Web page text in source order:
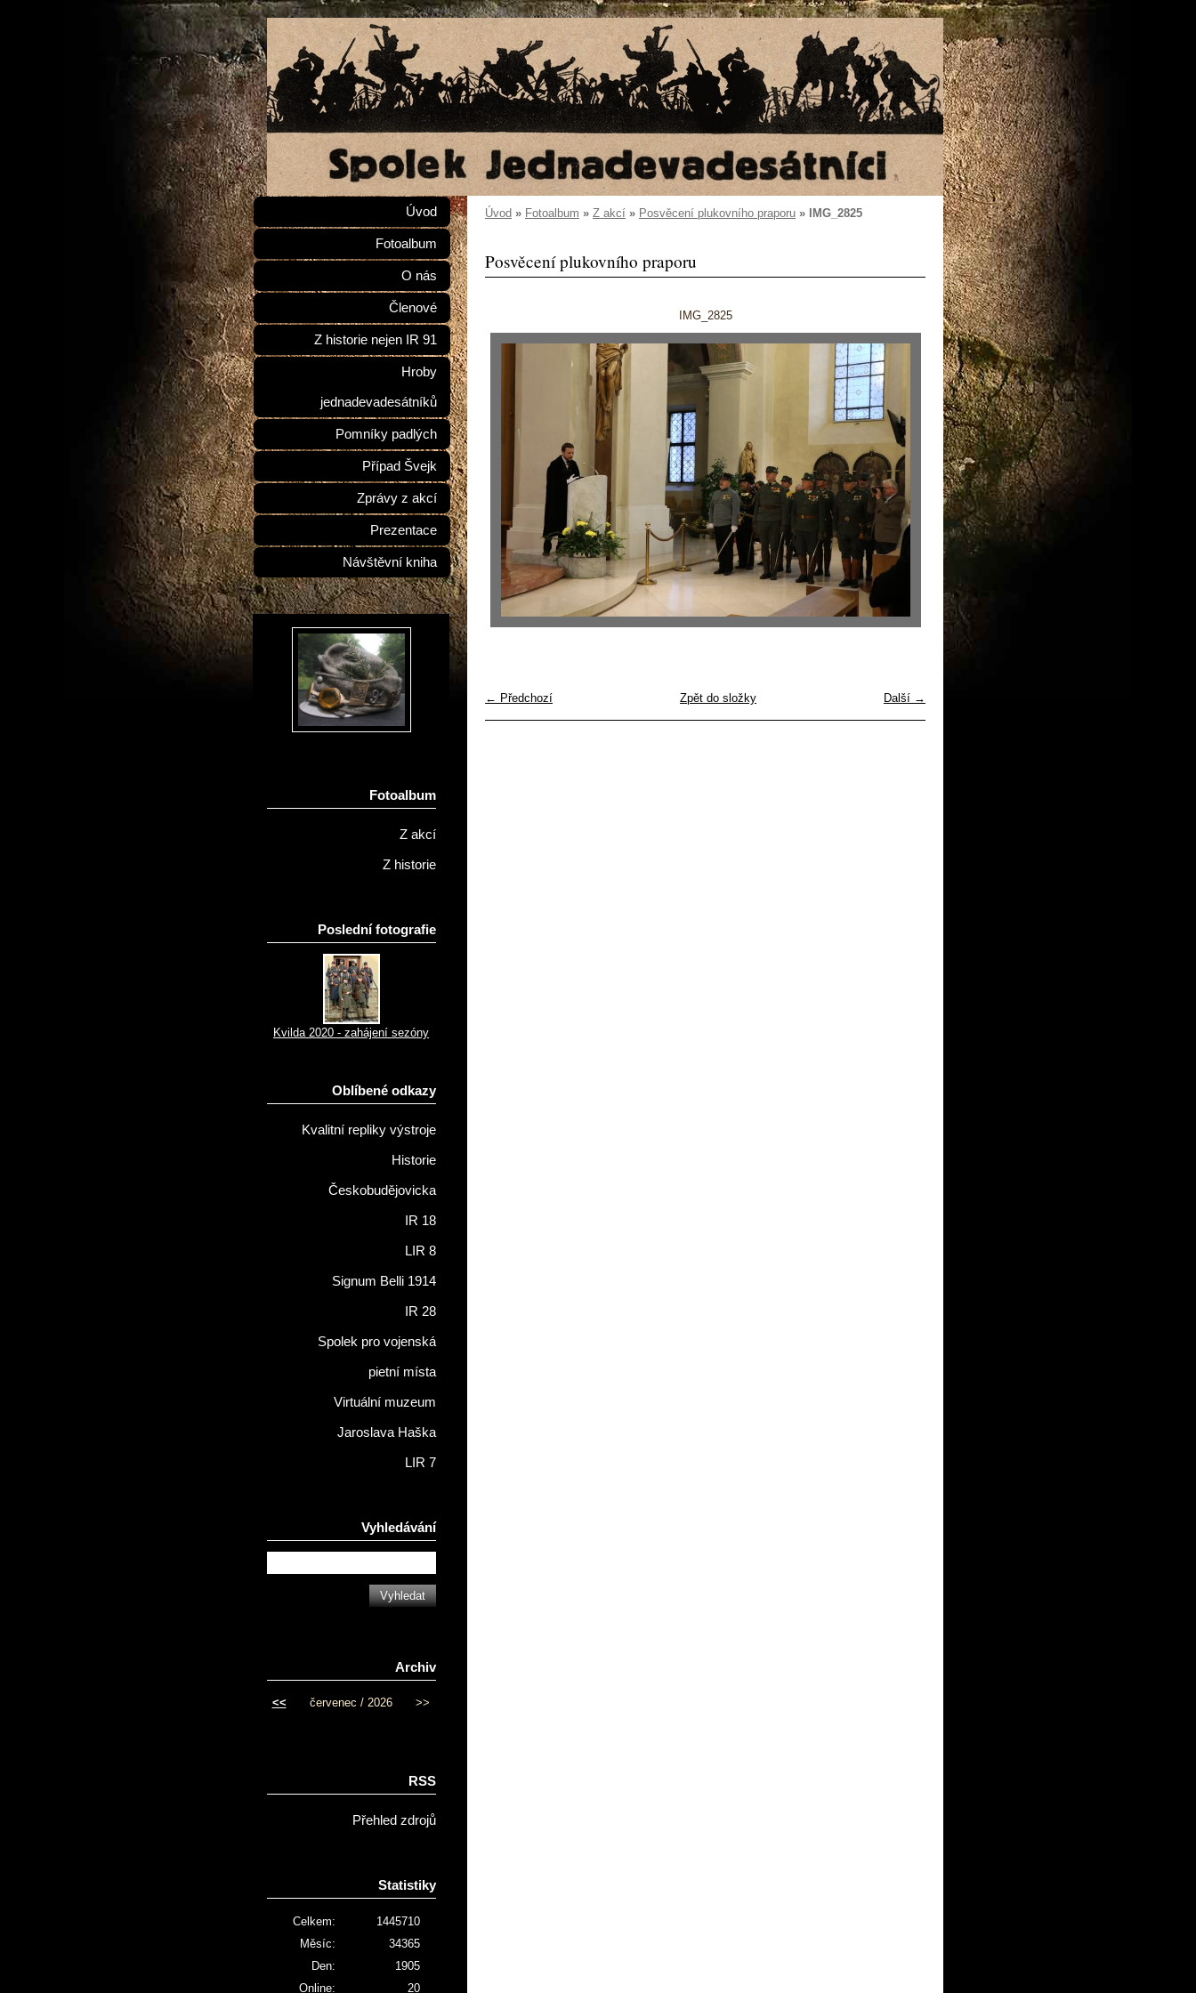
Úvod » Fotoalbum » Z akcí » Posvěcení plukovního praporu » IMG_2825
Posvěcení plukovního praporu
IMG_2825
← Předchozí Další →
Zpět do složky
Úvod
Fotoalbum
O nás
Členové
Z historie nejen IR 91
Hroby
jednadevadesátníků
Pomníky padlých
Případ Švejk
Zprávy z akcí
Prezentace
Návštěvní kniha
Fotoalbum
Z akcí
Z historie
Poslední fotografie
Kvilda 2020 - zahájení sezóny
Oblíbené odkazy
Kvalitní repliky výstroje
Historie
Českobudějovicka
IR 18
LIR 8
Signum Belli 1914
IR 28
Spolek pro vojenská
pietní místa
Virtuální muzeum
Jaroslava Haška
LIR 7
Vyhledávání
Archiv
<< červenec / 2026 >>
RSS
Přehled zdrojů
Statistiky
Online: 20
Celkem:
1445710
Měsíc:
34365
Den:
1905